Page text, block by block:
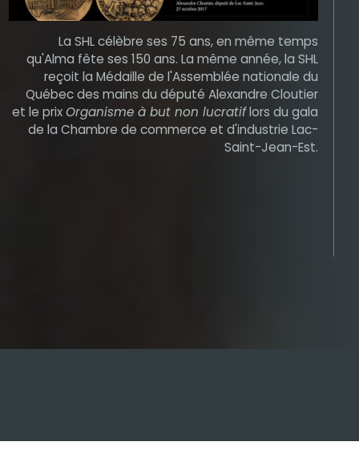
La SHL célèbre ses 75 ans, en même temps
qu'Alma fête ses 150 ans. La même année, la SHL
reçoit la Médaille de l'Assemblée nationale du
Québec des mains du député Alexandre Cloutier
et le prixOrganisme à but non lucratiflors du gala
de la Chambre de commerce et d'industrie Lac-
Saint-Jean-Est.